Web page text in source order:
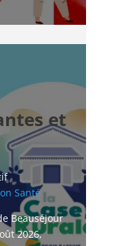
et
Santé
Beauséjour
2026,